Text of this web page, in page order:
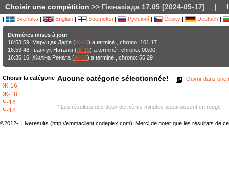
Choisir une compétition >> Гімназіада 17.05 [2024-05-17] |
| Svenska | English | Suomeksi | Русский | Česky | Deutsch |
Dernières mises à jour
16:53:59: Марущак Дар'я (Ж-16) a terminé , chrono: 101:17
16:53:48: Іванчук Наталія (Ж-16) a terminé , chrono: 00:00
16:35:16: Жиліна Рената (Ж-16) a terminé , chrono: 56:29
Choisir la catégorie
Ж-16
Ж-18
Ч-16
Ч-18
Aucune catégorie sélectionnée! Ouvrir dans une
* Les résultats des deux dernières minutes apparaissent en rouge
©2012-, Liveresults (http://emmaclient.codeplex.com), Merci de noter que les résultats de